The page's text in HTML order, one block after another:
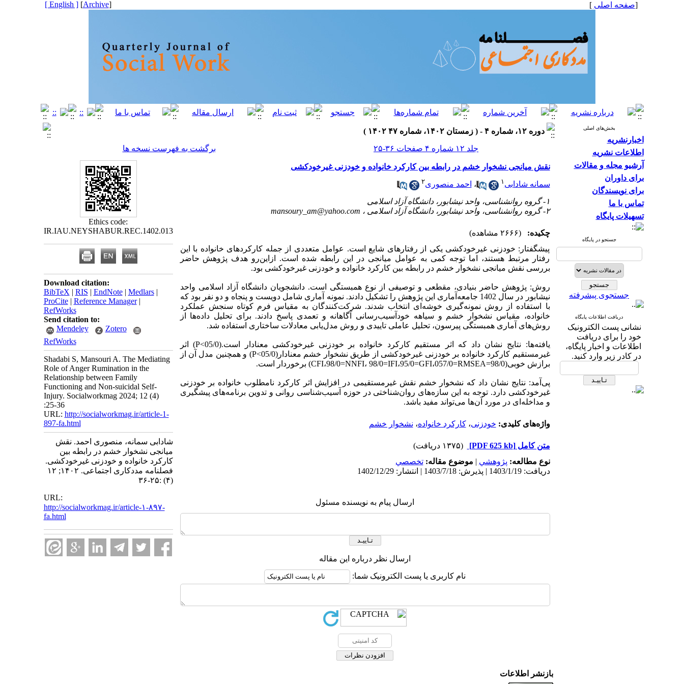
[صفحه اصلی ]
[
Archive
]
[ English ]
بخش‌های اصلی
اخبارنشریه
اطلاعات نشریه
آرشیو مجله و مقالات
برای داوران
برای نویسندگان
تماس با ما
تسهیلات پایگاه
جستجو در پایگاه
جستجوی پیشرفته
دریافت اطلاعات پایگاه
نشانی پست الکترونیک
خود را برای دریافت
اطلاعات و اخبار پایگاه،
در کادر زیر وارد کنید.
دوره ۱۲، شماره ۴ - ( زمستان ۱۴۰۲، شماره ۴۷ ۱۴۰۲ )
جلد ۱۲ شماره ۴ صفحات ۳۶-۲۵
برگشت به فهرست نسخه ها
نقش میانجی نشخوار خشم در رابطه بین کارکرد خانواده و خودزنی غیرخودکشی
سمانه شادابی ۱ ، احمد منصوری۲
۱- گروه روانشناسی، واحد نیشابور، دانشگاه آزاد اسلامی
۲- گروه روانشناسی، واحد نیشابور، دانشگاه آزاد اسلامی ،
mansoury_am@yahoo.com
چکیده:
(۲۶۶۶ مشاهده)
پیشگفتار: خودزنی غیرخودکشی یکی از رفتارهای شایع است. عوامل متعددی از جمله کارکردهای خانواده با این
رفتار مرتبط هستند، اما توجه کمی به عوامل میانجی در این رابطه شده است. ازاین‌رو هدف پژوهش حاضر
بررسی نقش میانجی نشخوار خشم در رابطه بین کارکرد خانواده و خودزنی غیرخودکشی بود.
روش: پژوهش حاضر بنیادی، مقطعی و توصیفی از نوع همبستگی است. دانشجویان دانشگاه آزاد اسلامی واحد
نیشابور در سال 1402 جامعه‌آماری این پژوهش را تشکیل دادند. نمونه آماری شامل دویست و پنجاه و دو نفر بود که
با استفاده از روش نمونه‌گیری خوشه‌ای انتخاب شدند. شرکت‌کنندگان به مقیاس فرم کوتاه سنجش عملکرد
خانواده، مقیاس نشخوار خشم و سیاهه خود‌آسیب‌رسانی آگاهانه و تعمدی پاسخ دادند. برای تحلیل داده‌ها از
روش‌های آماری همبستگی پیرسون، تحلیل عاملی تاییدی و روش مدل‌یابی معادلات ساختاری استفاده شد.
یافته‌ها: نتایج نشان داد که اثر مستقیم کارکرد خانواده بر خودزنی غیرخودکشی معنادار است.(05/0>P) اثر
غیرمستقیم کارکرد خانواده بر خودزنی غیرخودکشی از طریق نشخوار خشم معنادار(05/0>P) و همچنین مدل آن از
برازش خوبی(98/0=CFI،98/0=NNFI، 98/0=IFI،95/0=GFI،057/0=RMSEA) برخوردار است.
پی‌آمد: نتایج نشان داد که نشخوار خشم نقش غیرمستقیمی در افزایش اثر کارکرد نامطلوب خانواده بر خودزنی
غیرخودکشی دارد. توجه به این سازه‌های روان‌شناختی در حوزه آسیب‌شناسی روانی و تدوین برنامه‌های پیشگیری
و مداخله‌ای در مورد آن‌ها می‌تواند مفید باشد.
واژه‌های کلیدی: خودزنی،کارکرد خانواده، نشخوار خشم
متن کامل[PDF 625 kb]
(۱۳۷۵ دریافت)
نوع مطالعه: پژوهشي | موضوع مقاله:تخصصي
دریافت: 1403/1/19 | پذیرش: 1403/7/18 | انتشار: 1402/12/29
ارسال پیام به نویسنده مسئول
ارسال نظر درباره این مقاله
نام کاربری یا پست الکترونیک شما:
Ethics code:
IR.IAU.NEYSHABUR.REC.1402.013
Download citation:
BibTeX | RIS | EndNote| Medlars|
ProCite| Reference Manager|
RefWorks
Send citation to:
Mendeley
Zotero
RefWorks
Shadabi S, Mansouri A. The Mediating
Role of Anger Rumination in the
Relationship between Family
Functioning and Non-suicidal Self-
Injury. Socialworkmag 2024; 12 (4)
:25-36
URL: http://socialworkmag.ir/article-1-
897-fa.html
شادابی سمانه، منصوری احمد. نقش
میانجی نشخوار خشم در رابطه بین
کارکرد خانواده و خودزنی غیرخودکشی.
فصلنامه مددکاری اجتماعی. ۱۴۰۲; ۱۲
(۴) :۲۵-۳۶
URL:
http://socialworkmag.ir/article-۱-۸۹۷-
fa.html
بازنشر اطلاعات